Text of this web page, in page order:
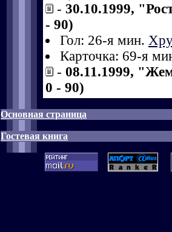
- 30.10.1999,
- 90)
Гол: 26-я мин.
Карточка: 69-я
- 08.11.1999,
0 - 90)
Основная страница
Гостевая книга